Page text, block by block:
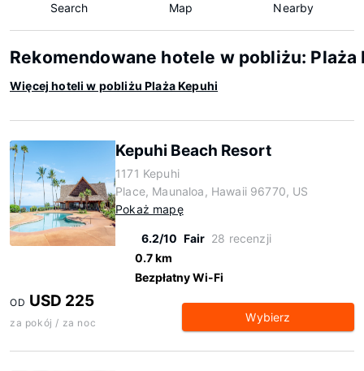
Search Map Nearby
Rekomendowane hotele w pobliżu: Plaża
Więcej hoteli w pobliżu Plaża Kepuhi
Kepuhi Beach Resort
1171 Kepuhi
Place, Maunaloa, Hawaii 96770, US
Pokaż mapę
6.2/10 Fair 28 recenzji
0.7 km
Bezpłatny Wi-Fi
OD USD 225
za pokój / za noc Wybierz